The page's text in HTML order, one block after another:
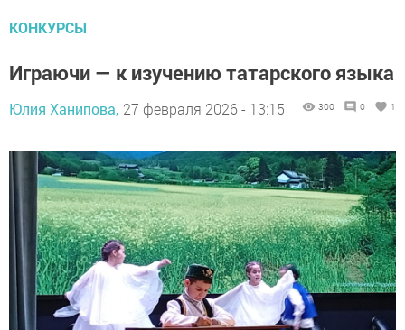
КОНКУРСЫ
Играючи — к изучению татарского языка
Юлия Ханипова, 27 февраля 2026 - 13:15 300 0 1